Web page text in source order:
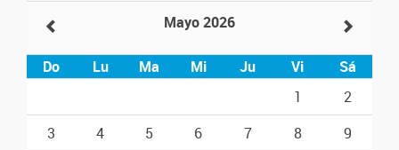
Mayo 2026
Do Lu Ma Mi Ju Vi
Sá
1
2
3
4 5 6 7 8
9